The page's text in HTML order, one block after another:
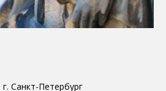
Санкт-Петербург